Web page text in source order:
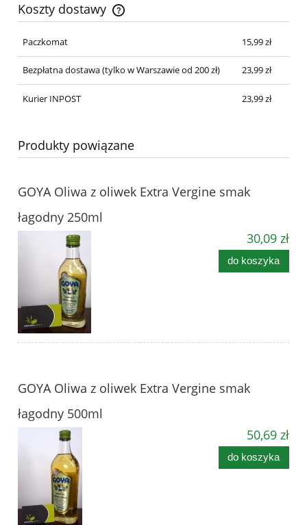
Koszty dostawy
Cena nie zawiera ewentualnych kosztów płatności
Paczkomat
15,99 zł
Bezpłatna dostawa(tylko w Warszawie od 200 zł) 23,99 zł
Kurier INPOST 23,99 zł
Produkty powiązane
GOYA Oliwa z oliwek Extra Vergine smak
łagodny 250ml
30,09 zł
do koszyka
GOYA Oliwa z oliwek Extra Vergine smak
łagodny 500ml
50,69 zł
do koszyka